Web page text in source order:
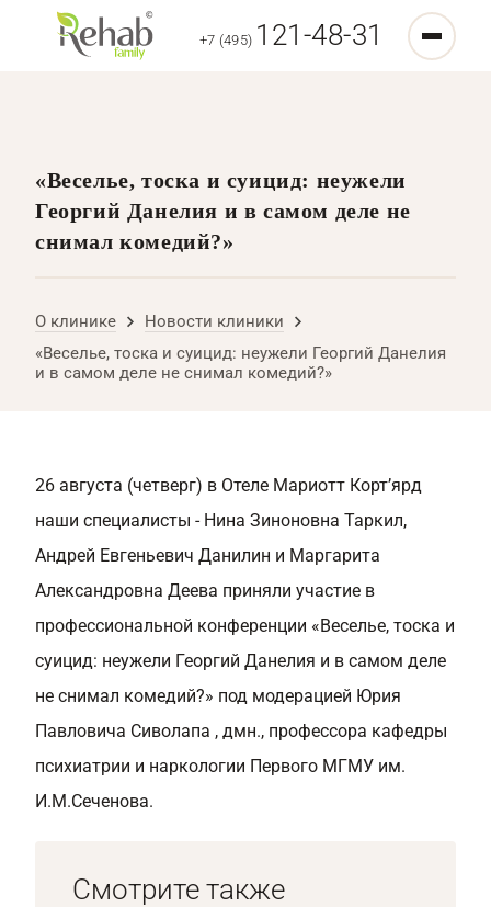
+7 (495) 121-48-31
«Веселье, тоска и суицид: неужели
Георгий Данелия и в самом деле не
снимал комедий?»
О клинике
Новости клиники
«Веселье, тоска и суицид: неужели Георгий Данелия
и в самом деле не снимал комедий?»
26 августа (четверг) в Отеле Мариотт Корт’ярд
наши специалисты - Нина Зиноновна Таркил,
Андрей Евгеньевич Данилин и Маргарита
Александровна Деева приняли участие в
профессиональной конференции «Веселье, тоска и
суицид: неужели Георгий Данелия и в самом деле
не снимал комедий?» под модерацией Юрия
Павловича Сиволапа , дмн., профессора кафедры
психиатрии и наркологии Первого МГМУ им.
И.М.Сеченова.
Смотрите также